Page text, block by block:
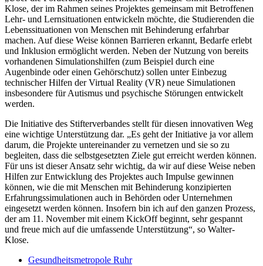
Klose, der im Rahmen seines Projektes gemeinsam mit Betroffenen
Lehr- und Lernsituationen entwickeln möchte, die Studierenden die
Lebenssituationen von Menschen mit Behinderung erfahrbar
machen. Auf diese Weise können Barrieren erkannt, Bedarfe erlebt
und Inklusion ermöglicht werden. Neben der Nutzung von bereits
vorhandenen Simulationshilfen (zum Beispiel durch eine
Augenbinde oder einen Gehörschutz) sollen unter Einbezug
technischer Hilfen der Virtual Reality (VR) neue Simulationen
insbesondere für Autismus und psychische Störungen entwickelt
werden.
Die Initiative des Stifterverbandes stellt für diesen innovativen Weg
eine wichtige Unterstützung dar. „Es geht der Initiative ja vor allem
darum, die Projekte untereinander zu vernetzen und sie so zu
begleiten, dass die selbstgesetzten Ziele gut erreicht werden können.
Für uns ist dieser Ansatz sehr wichtig, da wir auf diese Weise neben
Hilfen zur Entwicklung des Projektes auch Impulse gewinnen
können, wie die mit Menschen mit Behinderung konzipierten
Erfahrungssimulationen auch in Behörden oder Unternehmen
eingesetzt werden können. Insofern bin ich auf den ganzen Prozess,
der am 11. November mit einem KickOff beginnt, sehr gespannt
und freue mich auf die umfassende Unterstützung“, so Walter-
Klose.
Gesundheitsmetropole Ruhr